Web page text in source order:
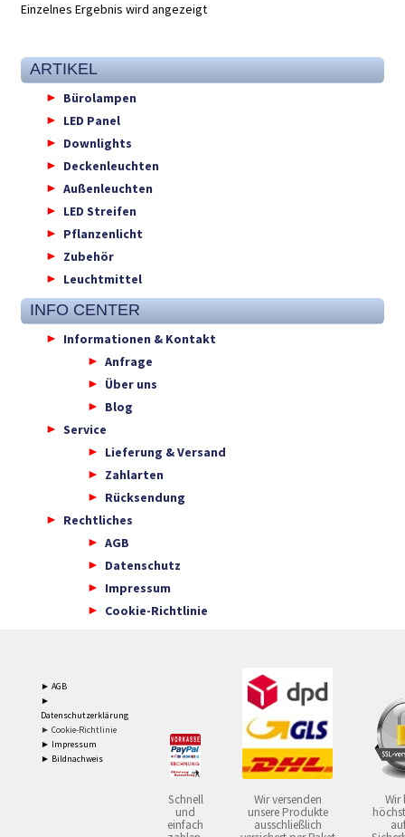
Einzelnes Ergebnis wird angezeigt
ARTIKEL
Bürolampen
LED Panel
Downlights
Deckenleuchten
Außenleuchten
LED Streifen
Pflanzenlicht
Zubehör
Leuchtmittel
INFO CENTER
Informationen & Kontakt
Anfrage
Über uns
Blog
Service
Lieferung & Versand
Zahlarten
Rücksendung
Rechtliches
AGB
Datenschutz
Impressum
Cookie-Richtlinie
► AGB
►
Datenschutzerklärung
► Cookie-Richtlinie
► Impressum
► Bildnachweis
Schnell
und
einfach
Wir versenden
unsere Produkte
ausschließlich
Wir